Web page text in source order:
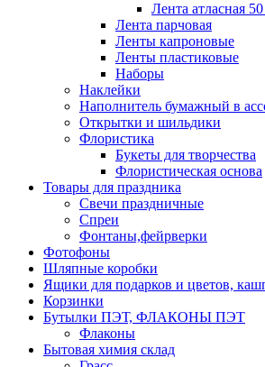
Лента атласная
Лента парчовая
Ленты капроновые
Ленты пластиковые
Наборы
Наклейки
Наполнитель бумажный в
Открытки и шильдики
Флористика
Букеты для творчества
Флористическая основа
Товары для праздника
Свечи праздничные
Спреи
Фонтаны,фейрверки
Фотофоны
Шляпные коробки
Ящики для подарков и цветов,
Корзинки
Бутылки ПЭТ, ФЛАКОНЫ ПЭТ
Флаконы
Бытовая химия склад